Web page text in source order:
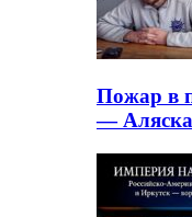
Пожар в
—